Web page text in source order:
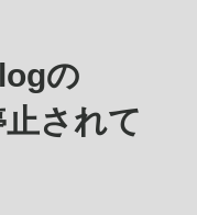
の
されて